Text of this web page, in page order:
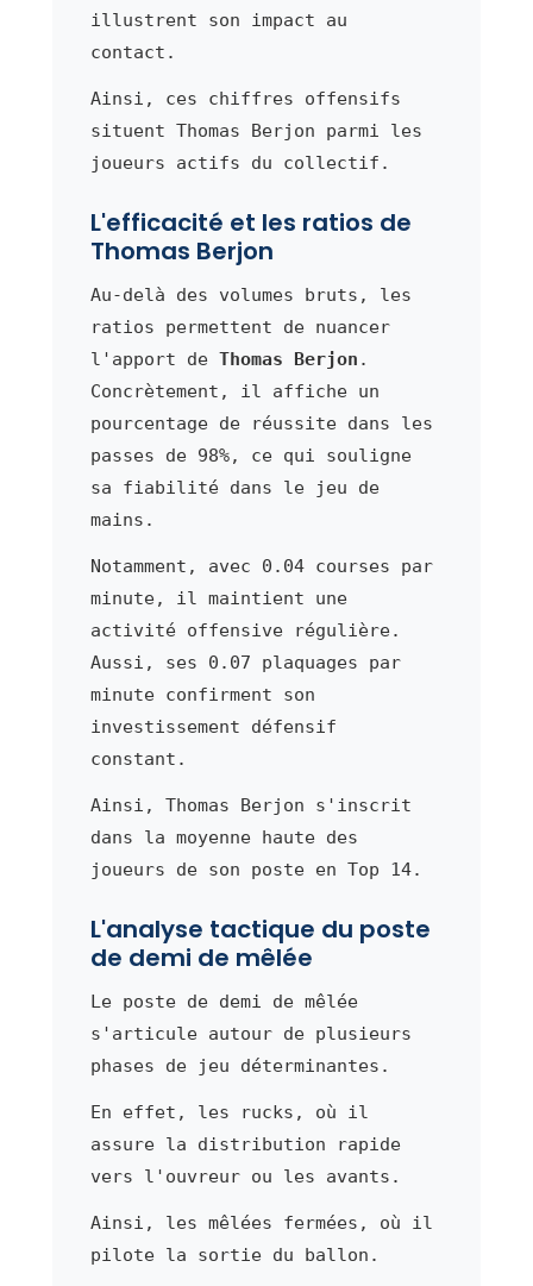
illustrent son impact au
contact.
Ainsi, ces chiffres offensifs
situent Thomas Berjon parmi les
joueurs actifs du collectif.
L'efficacité et les ratios de
Thomas Berjon
Au-delà des volumes bruts, les
ratios permettent de nuancer
l'apport de Thomas Berjon .
Concrètement, il affiche un
pourcentage de réussite dans les
passes de 98%, ce qui souligne
sa fiabilité dans le jeu de
mains.
Notamment, avec 0.04 courses par
minute, il maintient une
activité offensive régulière.
Aussi, ses 0.07 plaquages par
minute confirment son
investissement défensif
constant.
Ainsi, Thomas Berjon s'inscrit
dans la moyenne haute des
joueurs de son poste en Top 14.
L'analyse tactique du poste
de demi de mêlée
Le poste de demi de mêlée
s'articule autour de plusieurs
phases de jeu déterminantes.
En effet, les rucks, où il
assure la distribution rapide
vers l'ouvreur ou les avants.
Ainsi, les mêlées fermées, où il
pilote la sortie du ballon.